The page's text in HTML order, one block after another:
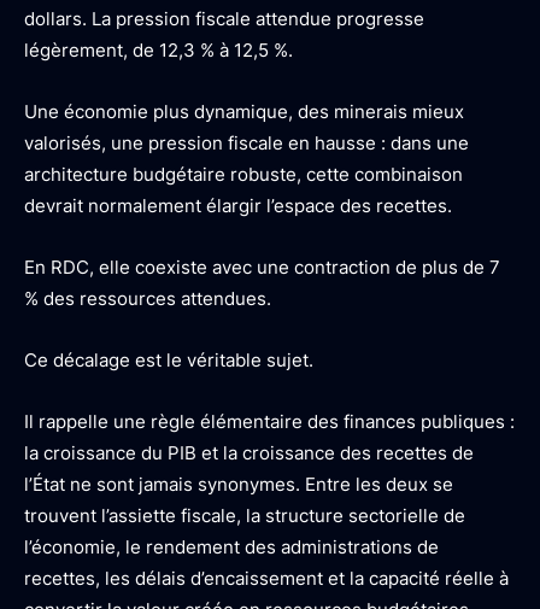
dollars. La pression fiscale attendue progresse
légèrement, de 12,3 % à 12,5 %.
Une économie plus dynamique, des minerais mieux
valorisés, une pression fiscale en hausse : dans une
architecture budgétaire robuste, cette combinaison
devrait normalement élargir l’espace des recettes.
En RDC, elle coexiste avec une contraction de plus de 7
% des ressources attendues.
Ce décalage est le véritable sujet.
Il rappelle une règle élémentaire des finances publiques :
la croissance du PIB et la croissance des recettes de
l’État ne sont jamais synonymes. Entre les deux se
trouvent l’assiette fiscale, la structure sectorielle de
l’économie, le rendement des administrations de
recettes, les délais d’encaissement et la capacité réelle à